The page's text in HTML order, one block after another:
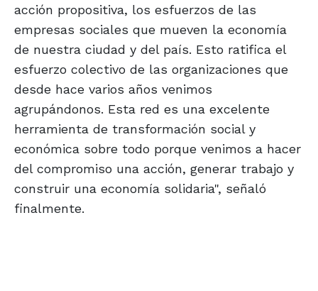
acción propositiva, los esfuerzos de las
empresas sociales que mueven la economía
de nuestra ciudad y del país. Esto ratifica el
esfuerzo colectivo de las organizaciones que
desde hace varios años venimos
agrupándonos. Esta red es una excelente
herramienta de transformación social y
económica sobre todo porque venimos a hacer
del compromiso una acción, generar trabajo y
construir una economía solidaria", señaló
finalmente.